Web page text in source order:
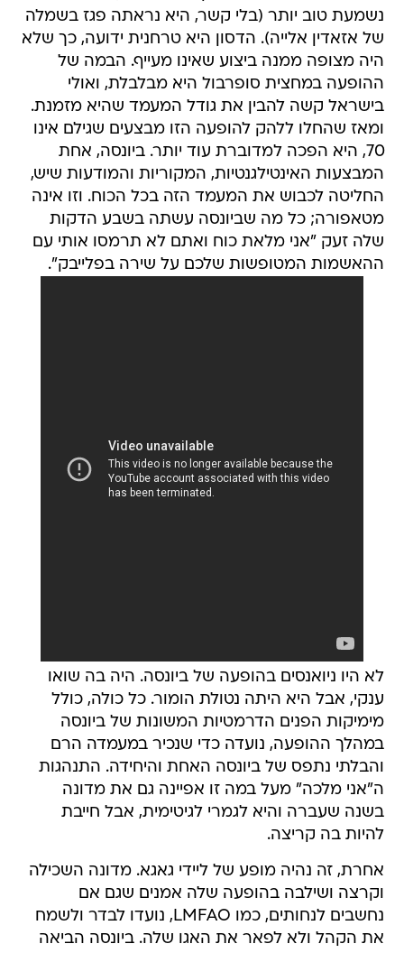
נשמעת טוב יותר (בלי קשר, היא נראתה פגז בשמלה
של אזאדין אלייה). הדסון היא טרחנית ידועה, כך שלא
היה מצופה ממנה ביצוע שאינו מעייף. הבמה של
ההופעה במחצית סופרבול היא מבלבלת, ואולי
בישראל קשה להבין את גודל המעמד שהיא מזמנת.
ומאז שהחלו ללהק להופעה הזו מבצעים שגילם אינו
70, היא הפכה למדוברת עוד יותר. ביונסה, אחת
המבצעות האינטילגנטיות, המקוריות והמודעות שיש,
החליטה לכבוש את המעמד הזה בכל הכוח. וזו אינה
מטאפורה; כל מה שביונסה עשתה בשבע הדקות
שלה זעק "אני מלאת כוח ואתם לא תרמסו אותי עם
ההאשמות המטופשות שלכם על שירה בפלייבק".
לא היו ניואנסים בהופעה של ביונסה. היה בה שואו
ענקי, אבל היא היתה נטולת הומור. כל כולה, כולל
מימיקות הפנים הדרמטיות המשונות של ביונסה
במהלך ההופעה, נועדה כדי שנכיר במעמדה הרם
והבלתי נתפס של ביונסה האחת והיחידה. התנהגות
ה"אני מלכה" מעל במה זו אפיינה גם את מדונה
בשנה שעברה והיא לגמרי לגיטימית, אבל חייבת
להיות בה קריצה.
אחרת, זה נהיה מופע של ליידי גאגא. מדונה השכילה
וקרצה ושילבה בהופעה שלה אמנים שגם אם
נחשבים לנחותים, כמו LMFAO, נועדו לבדר ולשמח
את הקהל ולא לפאר את האגו שלה. ביונסה הביאה